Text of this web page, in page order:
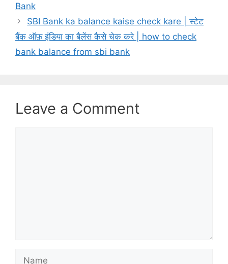
Bank
SBI Bank ka balance kaise check kare | स्टेट
बैंक ऑफ़ इंडिया का बैलेंस कैसे चेक करे | how to check
bank balance from sbi bank
Leave a Comment